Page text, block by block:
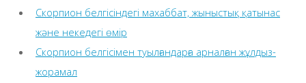
Скорпион белгісіндегі махаббат, жыныстық қатынас
және некедегі өмір
Скорпион белгісімен туылғандарға арналған жұлдыз-
жорамал